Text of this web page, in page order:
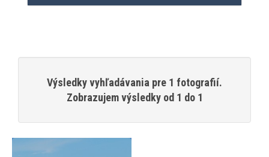
Výsledky vyhľadávania pre 1 fotografií.
Zobrazujem výsledky od 1 do 1